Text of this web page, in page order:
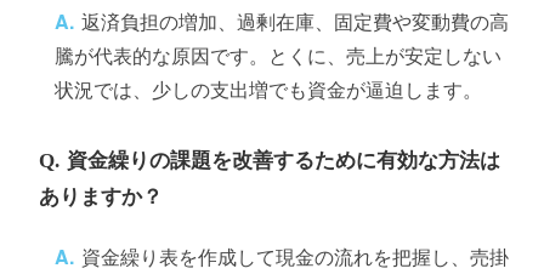
返済負担の増加、過剰在庫、固定費や変動費の高
騰が代表的な原因です。とくに、売上が安定しない
状況では、少しの支出増でも資金が逼迫します。
資金繰りの課題を改善するために有効な方法は
ありますか？
資金繰り表を作成して現金の流れを把握し、売掛